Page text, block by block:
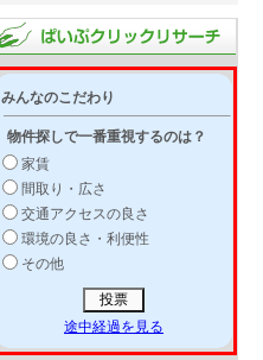
みんなのこだわり
物件探しで一番重視するのは？
家賃
間取り・広さ
交通アクセスの良さ
環境の良さ・利便性
その他
途中経過を見る